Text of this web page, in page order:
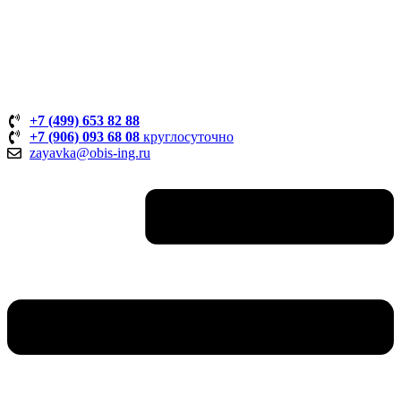
+7 (499) 653 82 88
+7 (906) 093 68 08 круглосуточно
zayavka@obis-ing.ru